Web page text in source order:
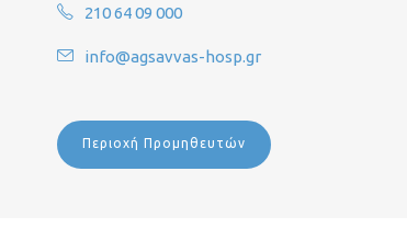
210 64 09 000
info@agsavvas-hosp.gr
Περιοχή Προμηθευτών